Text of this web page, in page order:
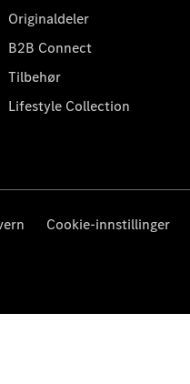
Originaldeler
B2B Connect
Tilbehør
Lifestyle Collection
Cookie-innstillinger